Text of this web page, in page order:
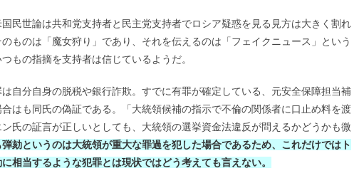
民世論は共和党支持者と民主党支持者でロシア疑惑を見る見方は大きく割れ
ものは「魔女狩り」であり、それを伝えるのは「フェイクニュース」という
もの指摘を支持者は信じているようだ。
自分自身の脱税や銀行詐欺。すでに有罪が確定している、元安全保障担当補
はも同氏の偽証である。「大統領候補の指示で不倫の関係者に口止め料を渡
氏の証言が正しいとしても、大統領の選挙資金法違反が問えるかどうかも微
弾劾というのは大統領が重大な罪過を犯した場合であるため、これだけではト
相当するような犯罪とは現状ではどう考えても言えない。